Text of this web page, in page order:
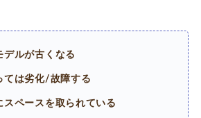
デルが古くなる
ては劣化/故障する
スペースを取られている